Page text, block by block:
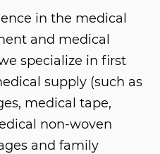
in the medical
and medical
specialize in first
supply (such as
medical tape,
non-woven
and family